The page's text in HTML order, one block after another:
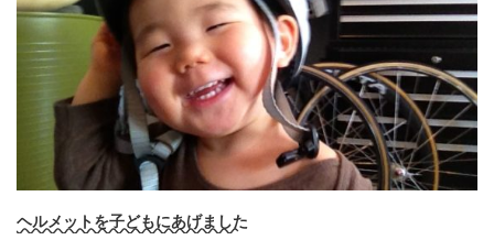
ヘルメットを子どもにあげました